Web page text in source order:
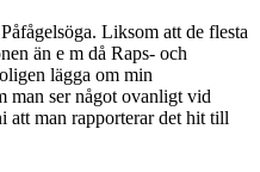
Liksom att de flesta
än e m då Raps- och
lägga om min
man ser något ovanligt vid
att man rapporterar det hit till